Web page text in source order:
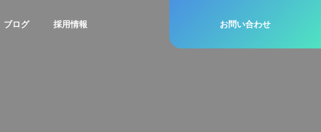
ブログ 採用情報 お問い合わせ